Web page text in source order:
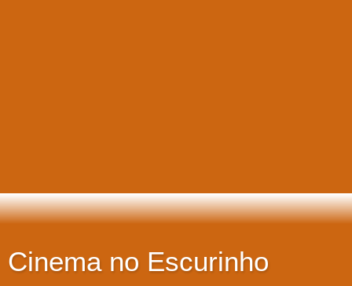
Cinema no Escurinho